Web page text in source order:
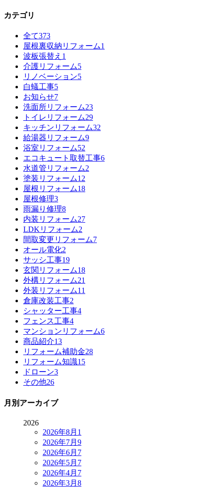
カテゴリ
全て373
屋根裏収納リフォーム1
波板張替え 1
介護リフォーム5
リノベーション5
白蟻工事5
お知らせ7
洗面所リフォーム23
トイレリフォーム29
キッチンリフォーム32
給湯器リフォーム9
浴室リフォーム52
エコキュート取替工事6
水道管リフォーム2
塗装リフォーム12
屋根リフォーム18
屋根修理3
雨漏り修理8
内装リフォーム27
LDKリフォーム2
間取変更リフォーム7
オール電化2
サッシ工事19
玄関リフォーム18
外構リフォーム21
外装リフォーム11
倉庫改装工事2
シャッター工事4
フェンス工事4
マンションリフォーム6
商品紹介13
リフォーム補助金28
リフォーム知識15
ドローン3
その他26
月別アーカイブ
2026
2026年8月 1
2026年7月 9
2026年6月 7
2026年5月 7
2026年4月 7
2026年3月 8